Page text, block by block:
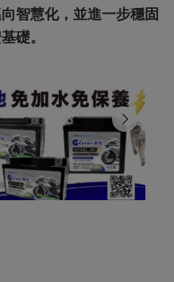
智慧化，並進一步穩固
礎。